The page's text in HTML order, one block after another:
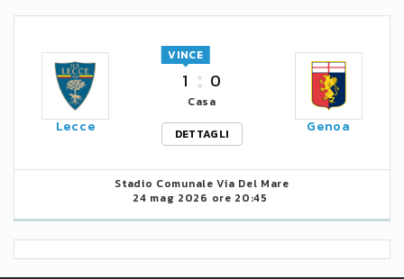
Lecce
1
VINCE
0
Casa
DETTAGLI
Genoa
Stadio Comunale Via Del Mare
24 mag 2026 ore 20:45